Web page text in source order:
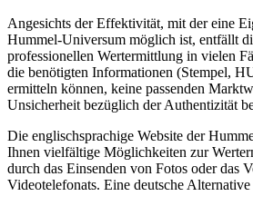
Angesichts der Effektivität, mit der eine
Hummel-Universum möglich ist, entfällt
professionellen Wertermittlung in vielen
die benötigten Informationen (Stempel,
ermitteln können, keine passenden
Unsicherheit bezüglich der Authentizität
Die englischsprachige Website der
Ihnen vielfältige Möglichkeiten zur
durch das Einsenden von Fotos oder das
Videotelefonats. Eine deutsche